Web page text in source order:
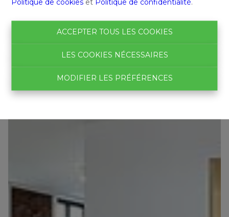
Politique de cookies et Politique de confidentialité.
ACCEPTER TOUS LES COOKIES
LES COOKIES NÉCESSAIRES
MODIFIER LES PRÉFÉRENCES